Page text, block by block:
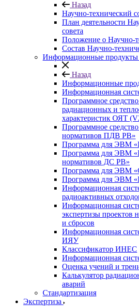
Назад
Научно-технический
План деятельности
совета
Положение о Научно-
Состав Научно-
Информационные продукты
Назад
Информационные
Информационная
Программное
радиационных и
характеристик ОЯТ
Программное
нормативов ПДВ РВ»
Программа для ЭВМ
Программа для ЭВМ
нормативов ДС РВ»
Программа для ЭВМ
Программа для ЭВМ
Информационная
радиоактивных
Информационная
экспертизы проектов
и сбросов
Информационная
ИЯУ
Классификатор ИНЕС
Информационная
Оценка учений и
Калькулятор
аварий
Стандартизация
Экспертиза